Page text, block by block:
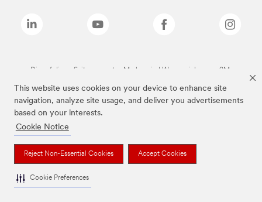
This website uses cookies on your device to enhance site
navigation, analyze site usage, and deliver you advertisements
based on your interests.
Cookie Notice
Reject Non-Essential Cookies Accept Cookies
Cookie Preferences
Die auf dieser Seite genannten Marken sind Warenzeichen von 3M.